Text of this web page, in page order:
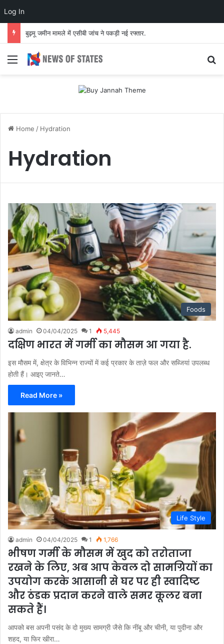
Log In
बुढ़मू जमीन मामले में एसीबी जांच ने पकड़ी नई रफ्तार.
Menu
Home / Hydration
Hydration
Foods
admin 04/04/2025 1 5,445
दक्षिण भारत में गर्मी का मौसम आ गया है.
इस मौसम में, क्षेत्र के विभिन्न राज्यों में कई प्रकार के ताज़े फल और सब्जियां उपलब्ध
होती हैं। आइए जानते…
Read More »
Life Style
admin 04/04/2025 1 1,766
भीषण गर्मी के मौसम में खुद को तरोताजा
रखने के लिए, अब आप केवल दो सामग्रियों का
उपयोग करके आसानी से घर पर ही स्वादिष्ट
और ठंडक प्रदान करने वाले समर कूलर बना
सकते हैं।
आपको बस अपनी पसंद के दो मुख्य सामग्री जैसे कि नींबू और चीनी, या पुदीना और
शहद, या फिर खीरा…